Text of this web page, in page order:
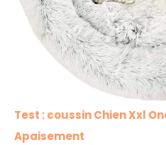
Test : coussin Chien Xxl
Apaisement